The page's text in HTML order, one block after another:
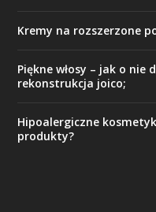
Kremy na rozszerzone
Piękne włosy – jak o nie
rekonstrukcja joico;
Hipoalergiczne
produkty?